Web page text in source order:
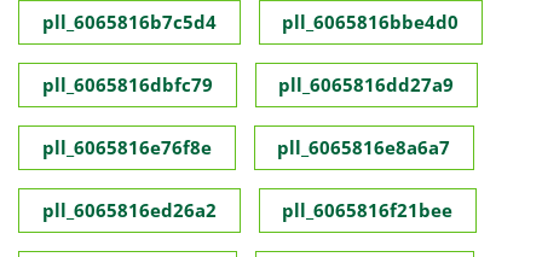
pll_6065816b7c5d4 pll_6065816bbe4d0
pll_6065816dbfc79 pll_6065816dd27a9
pll_6065816e76f8e pll_6065816e8a6a7
pll_6065816ed26a2 pll_6065816f21bee